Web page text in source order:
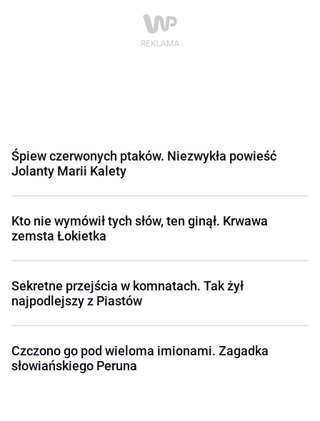
Śpiew czerwonych ptaków. Niezwykła powieść
Jolanty Marii Kalety
Kto nie wymówił tych słów, ten ginął. Krwawa
zemsta Łokietka
Sekretne przejścia w komnatach. Tak żył
najpodlejszy z Piastów
Czczono go pod wieloma imionami. Zagadka
słowiańskiego Peruna